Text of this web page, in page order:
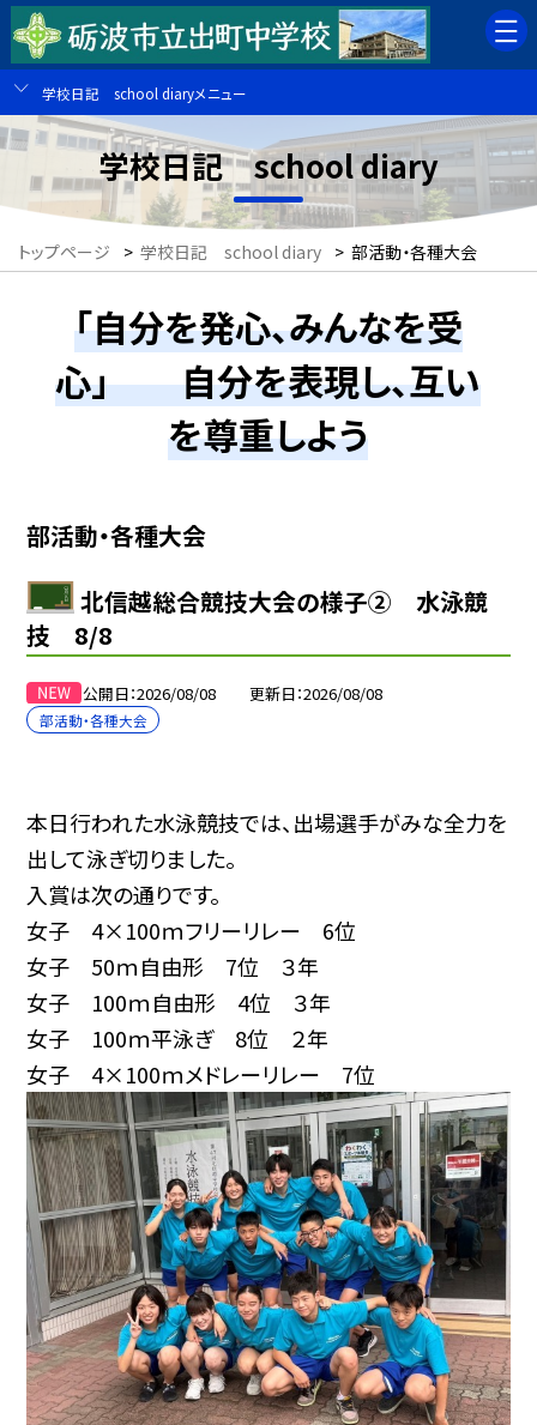
学校日記 school diaryメニュー
学校日記 school diary
トップページ > 学校日記 school diary > 部活動・各種大会
「自分を発心、みんなを受
心」 自分を表現し、互い
を尊重しよう
部活動・各種大会
北信越総合競技大会の様子② 水泳競
技 8/8
公開日 2026/08/08 更新日 2026/08/08
部活動・各種大会
本日行われた水泳競技では、出場選手がみな全力を
出して泳ぎ切りました。
入賞は次の通りです。
女子 4×100ｍフリーリレー 6位
女子 50ｍ自由形 7位 ３年
女子 100ｍ自由形 4位 ３年
女子 100ｍ平泳ぎ 8位 ２年
女子 4×100ｍメドレーリレー 7位